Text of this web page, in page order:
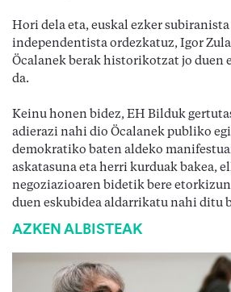
Hori dela eta, euskal ezker subiranista
independentista ordezkatuz, Igor
Öcalanek berak historikotzat jo duen
da.
Keinu honen bidez, EH Bilduk
adierazi nahi dio Öcalanek publiko
demokratiko baten aldeko
askatasuna eta herri kurduak bakea,
negoziazioaren bidetik bere
duen eskubidea aldarrikatu nahi ditu
AZKEN ALBISTEAK